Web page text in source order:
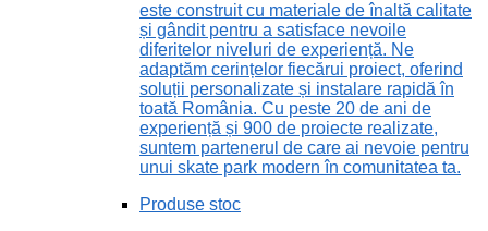
este construit cu materiale de înaltă calitate
și gândit pentru a satisface nevoile
diferitelor niveluri de experiență. Ne
adaptăm cerințelor fiecărui proiect, oferind
soluții personalizate și instalare rapidă în
toată România. Cu peste 20 de ani de
experiență și 900 de proiecte realizate,
suntem partenerul de care ai nevoie pentru
unui skate park modern în comunitatea ta.
Produse stoc